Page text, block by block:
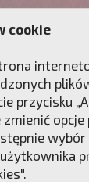
DUSZY
cookie
przycisku
zmienić